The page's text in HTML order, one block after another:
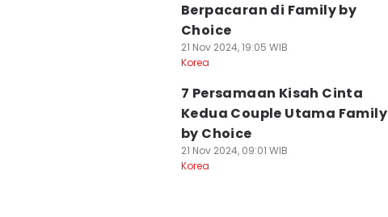
Berpacaran di Family by
Choice
21 Nov 2024, 19:05 WIB
Korea
7 Persamaan Kisah Cinta
Kedua Couple Utama Family
by Choice
21 Nov 2024, 09:01 WIB
Korea